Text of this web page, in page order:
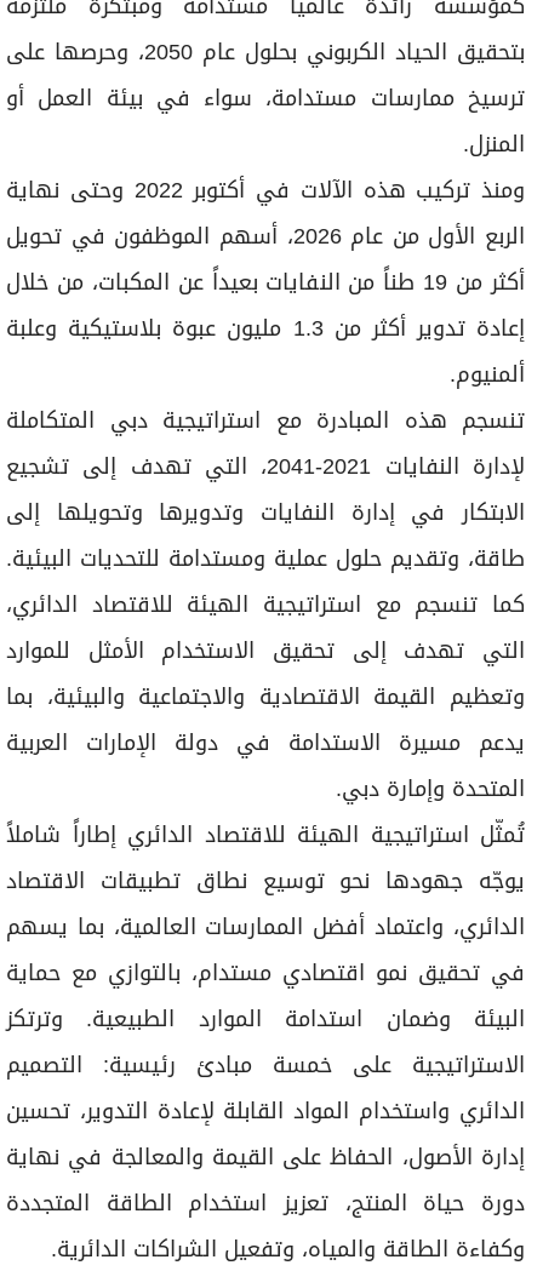
بتحقيق الحياد الكربوني بحلول عام 2050، وحرصها على
ترسيخ ممارسات مستدامة، سواء في بيئة العمل أو
المنزل.
ومنذ تركيب هذه الآلات في أكتوبر 2022 وحتى نهاية
الربع الأول من عام 2026، أسهم الموظفون في تحويل
أكثر من 19 طناً من النفايات بعيداً عن المكبات، من خلال
إعادة تدوير أكثر من 1.3 مليون عبوة بلاستيكية وعلبة
ألمنيوم.
تنسجم هذه المبادرة مع استراتيجية دبي المتكاملة
لإدارة النفايات 2021-2041، التي تهدف إلى تشجيع
الابتكار في إدارة النفايات وتدويرها وتحويلها إلى
طاقة، وتقديم حلول عملية ومستدامة للتحديات البيئية.
كما تنسجم مع استراتيجية الهيئة للاقتصاد الدائري،
التي تهدف إلى تحقيق الاستخدام الأمثل للموارد
وتعظيم القيمة الاقتصادية والاجتماعية والبيئية، بما
يدعم مسيرة الاستدامة في دولة الإمارات العربية
المتحدة وإمارة دبي.
تُمثّل استراتيجية الهيئة للاقتصاد الدائري إطاراً شاملاً
يوجّه جهودها نحو توسيع نطاق تطبيقات الاقتصاد
الدائري، واعتماد أفضل الممارسات العالمية، بما يسهم
في تحقيق نمو اقتصادي مستدام، بالتوازي مع حماية
البيئة وضمان استدامة الموارد الطبيعية. وترتكز
الاستراتيجية على خمسة مبادئ رئيسية: التصميم
الدائري واستخدام المواد القابلة لإعادة التدوير، تحسين
إدارة الأصول، الحفاظ على القيمة والمعالجة في نهاية
دورة حياة المنتج، تعزيز استخدام الطاقة المتجددة
وكفاءة الطاقة والمياه، وتفعيل الشراكات الدائرية.